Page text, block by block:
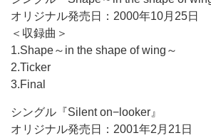
オリジナル発売日：2000年10月25日
＜収録曲＞
1.Shape～in the shape of wing～
2.Ticker
3.Final
シングル『Silent on−looker』
オリジナル発売日：2001年2月21日